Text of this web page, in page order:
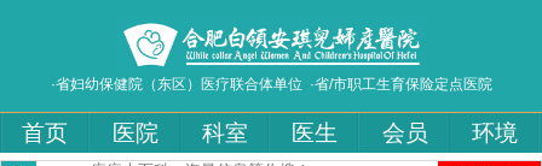
·省妇幼保健院（东区）医疗联合体单位 ·省/市职工生育保险定点医院
首页 医院 科室 医生 会员 环境